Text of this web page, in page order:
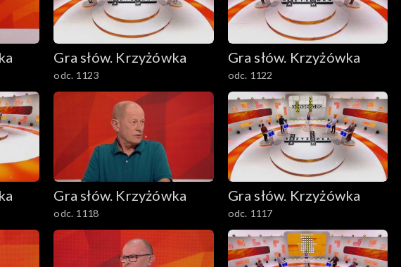
Gra słów. Krzyżówka
odc. 1123
Gra słów. Krzyżówka
odc. 1122
Gra słów. Krzyżówka
odc. 1118
Gra słów. Krzyżówka
odc. 1117